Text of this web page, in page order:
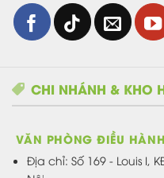
CHI NHÁNH & KHO
VĂN PHÒNG ĐIỀU HÀNH
Địa chỉ: Số 169 - Louis I,